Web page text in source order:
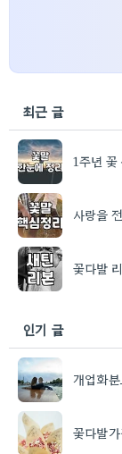
최근 글
1주년 꽃
사랑을
꽃다발
인기 글
개업화
꽃다발